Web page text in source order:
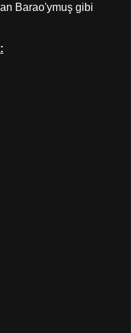
Barao'ymuş gibi